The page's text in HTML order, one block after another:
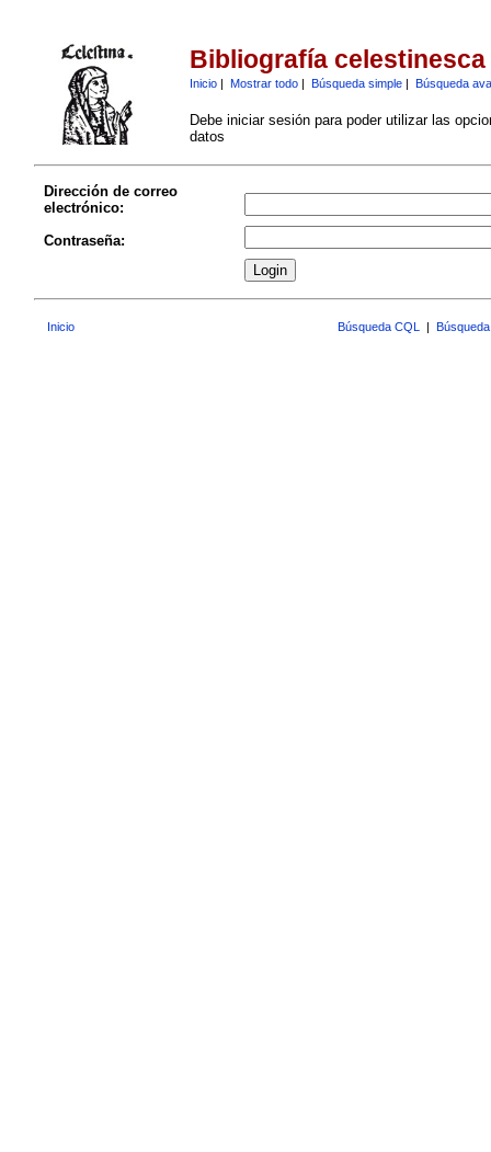
Bibliografía celestinesca
Inicio| Mostrar todo| Búsqueda simple| Búsqueda
Debe iniciar sesión para poder utilizar las
datos
Dirección de correo
electrónico:
Contraseña:
Inicio Búsqueda CQL |